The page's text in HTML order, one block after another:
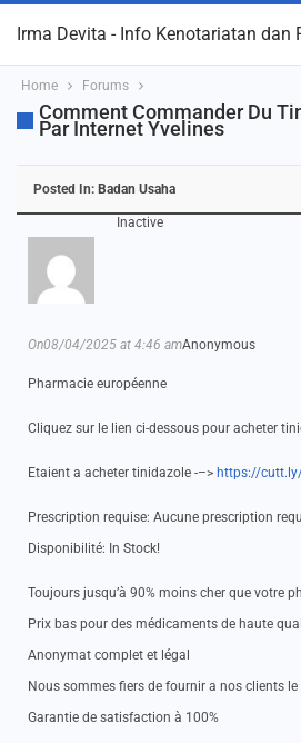
Irma Devita - Info Kenotariatan dan
Home Forums
Comment Commander Du
Par Internet Yvelines
Posted In: Badan Usaha
Inactive
Anonymous
On08/04/2025 at 4:46 am
Pharmacie européenne
Cliquez sur le lien ci-dessous pour acheter
Etaient a acheter tinidazole -–> https://
Prescription requise: Aucune prescription
Disponibilité: In Stock!
Toujours jusqu’à 90% moins cher que votre
Prix bas pour des médicaments de haute
Anonymat complet et légal
Nous sommes fiers de fournir a nos clients
Garantie de satisfaction à 100%